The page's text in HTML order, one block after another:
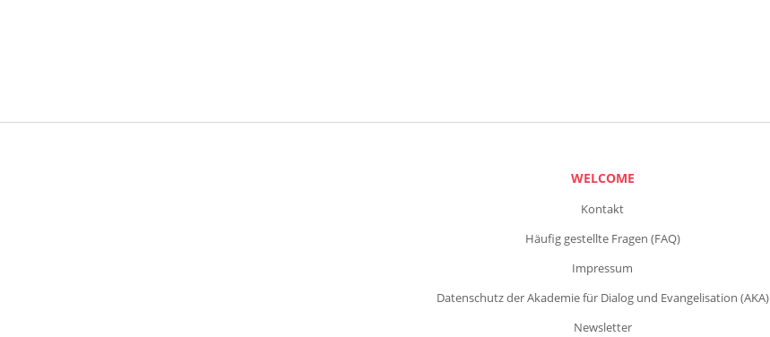
WELCOME
Kontakt
Häufig gestellte Fragen (FAQ)
Impressum
Datenschutz der Akademie für Dialog und Evangelisation (AKA)
Newsletter